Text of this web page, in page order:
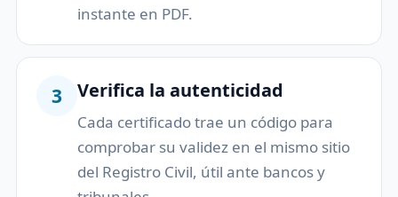
instante en PDF.
3 Verifica la autenticidad
Cada certificado trae un código para
comprobar su validez en el mismo sitio
del Registro Civil, útil ante bancos y